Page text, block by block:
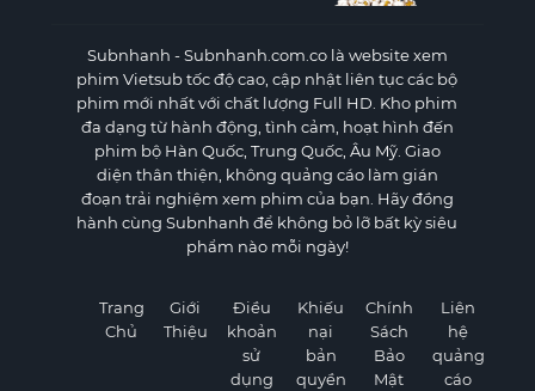
Subnhanh - Subnhanh.com.co là website xem
phim Vietsub tốc độ cao, cập nhật liên tục các bộ
phim mới nhất với chất lượng Full HD. Kho phim
đa dạng từ hành động, tình cảm, hoạt hình đến
phim bộ Hàn Quốc, Trung Quốc, Âu Mỹ. Giao
diện thân thiện, không quảng cáo làm gián
đoạn trải nghiệm xem phim của bạn. Hãy đồng
hành cùng Subnhanh để không bỏ lỡ bất kỳ siêu
phẩm nào mỗi ngày!
Trang
Chủ
Giới
Thiệu
Điều
khoản
sử
dụng
Khiếu
nại
bản
quyền
Chính
Sách
Bảo
Mật
Liên
hệ
quảng
cáo